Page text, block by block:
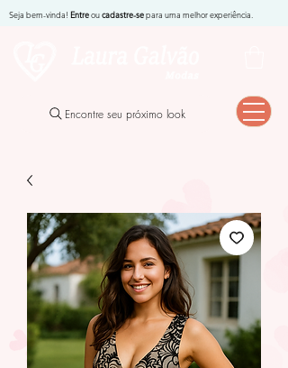
Seja bem-vinda! Entreoucadastre-separa uma melhor experiência.
Encontre seu próximo look